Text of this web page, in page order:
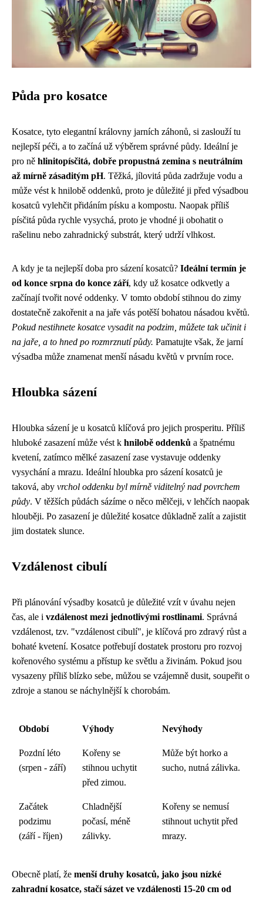
Půda pro kosatce
Kosatce, tyto elegantní královny jarních záhonů, si zaslouží tu
nejlepší péči, a to začíná už výběrem správné půdy. Ideální je
pro ně hlinitopísčitá, dobře propustná zemina s neutrálním
až mírně zásaditým pH. Těžká, jílovitá půda zadržuje vodu a
může vést k hnilobě oddenků, proto je důležité ji před výsadbou
kosatců vylehčit přidáním písku a kompostu. Naopak příliš
písčitá půda rychle vysychá, proto je vhodné ji obohatit o
rašelinu nebo zahradnický substrát, který udrží vlhkost.
A kdy je ta nejlepší doba pro sázení kosatců? Ideální termín je
od konce srpna do konce září, kdy už kosatce odkvetly a
začínají tvořit nové oddenky. V tomto období stihnou do zimy
dostatečně zakořenit a na jaře vás potěší bohatou násadou květů.
Pokud nestihnete kosatce vysadit na podzim, můžete tak učinit i
na jaře, a to hned po rozmrznutí půdy. Pamatujte však, že jarní
výsadba může znamenat menší násadu květů v prvním roce.
Hloubka sázení
Hloubka sázení je u kosatců klíčová pro jejich prosperitu. Příliš
hluboké zasazení může vést k hnilobě oddenků a špatnému
kvetení, zatímco mělké zasazení zase vystavuje oddenky
vysychání a mrazu. Ideální hloubka pro sázení kosatců je
taková, aby vrchol oddenku byl mírně viditelný nad povrchem
půdy. V těžších půdách sázíme o něco mělčeji, v lehčích naopak
hlouběji. Po zasazení je důležité kosatce důkladně zalít a zajistit
jim dostatek slunce.
Vzdálenost cibulí
Při plánování výsadby kosatců je důležité vzít v úvahu nejen
čas, ale i vzdálenost mezi jednotlivými rostlinami. Správná
vzdálenost, tzv. "vzdálenost cibulí", je klíčová pro zdravý růst a
bohaté kvetení. Kosatce potřebují dostatek prostoru pro rozvoj
kořenového systému a přístup ke světlu a živinám. Pokud jsou
vysazeny příliš blízko sebe, můžou se vzájemně dusit, soupeřit o
zdroje a stanou se náchylnější k chorobám.
Období Výhody Nevýhody
Pozdní léto
(srpen - září)
Kořeny se
stihnou uchytit
před zimou.
Může být horko a
sucho, nutná zálivka.
Začátek
podzimu
(září - říjen)
Chladnější
počasí, méně
zálivky.
Kořeny se nemusí
stihnout uchytit před
mrazy.
Obecně platí, že menší druhy kosatců, jako jsou nízké
zahradní kosatce, stačí sázet ve vzdálenosti 15-20 cm od